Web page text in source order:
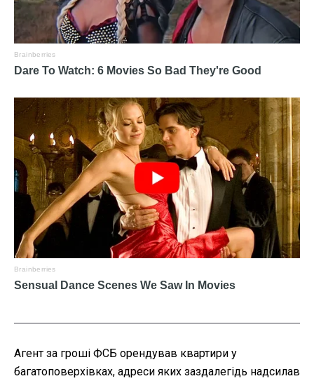
Агент за гроші ФСБ орендував квартири у
багатоповерхівках, адреси яких заздалегідь надсилав